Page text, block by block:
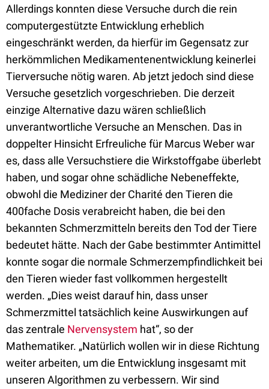
Allerdings konnten diese Versuche durch die rein
computergestützte Entwicklung erheblich
eingeschränkt werden, da hierfür im Gegensatz zur
herkömmlichen Medikamentenentwicklung keinerlei
Tierversuche nötig waren. Ab jetzt jedoch sind diese
Versuche gesetzlich vorgeschrieben. Die derzeit
einzige Alternative dazu wären schließlich
unverantwortliche Versuche an Menschen. Das in
doppelter Hinsicht Erfreuliche für Marcus Weber war
es, dass alle Versuchstiere die Wirkstoffgabe überlebt
haben, und sogar ohne schädliche Nebeneffekte,
obwohl die Mediziner der Charité den Tieren die
400fache Dosis verabreicht haben, die bei den
bekannten Schmerzmitteln bereits den Tod der Tiere
bedeutet hätte. Nach der Gabe bestimmter Antimittel
konnte sogar die normale Schmerzempfindlichkeit bei
den Tieren wieder fast vollkommen hergestellt
werden. „Dies weist darauf hin, dass unser
Schmerzmittel tatsächlich keine Auswirkungen auf
das zentrale Nervensystem hat“, so der
Mathematiker. „Natürlich wollen wir in diese Richtung
weiter arbeiten, um die Entwicklung insgesamt mit
unseren Algorithmen zu verbessern. Wir sind